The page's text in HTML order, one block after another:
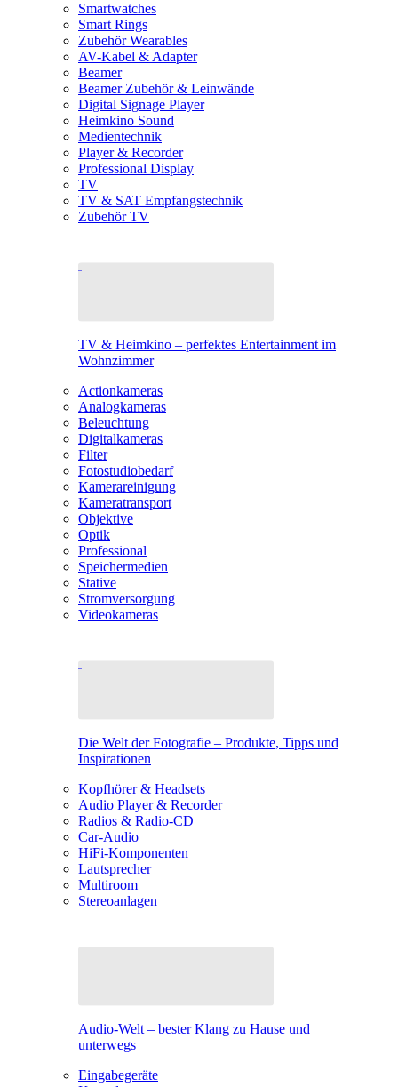
Smartwatches
Smart Rings
Zubehör Wearables
AV-Kabel & Adapter
Beamer
Beamer Zubehör & Leinwände
Digital Signage Player
Heimkino Sound
Medientechnik
Player & Recorder
Professional Display
TV
TV & SAT Empfangstechnik
Zubehör TV
TV & Heimkino – perfektes Entertainment im
Wohnzimmer
Actionkameras
Analogkameras
Beleuchtung
Digitalkameras
Filter
Fotostudiobedarf
Kamerareinigung
Kameratransport
Objektive
Optik
Professional
Speichermedien
Stative
Stromversorgung
Videokameras
Die Welt der Fotografie – Produkte, Tipps und
Inspirationen
Kopfhörer & Headsets
Audio Player & Recorder
Radios & Radio-CD
Car-Audio
HiFi-Komponenten
Lautsprecher
Multiroom
Stereoanlagen
Audio-Welt – bester Klang zu Hause und
unterwegs
Eingabegeräte